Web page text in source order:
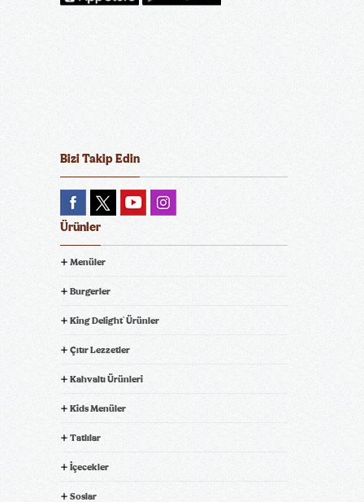
Double Whopper ®Menü Triple Whopper
Menü
Trüflü King Beef Burger
Chicken Big King Menü
Bizi Takip Edin
Ürünler
Menüler
Burgerler
King Delight® Ürünler
Çıtır Lezzetler
Kahvaltı Ürünleri
Kids Menüler
Tatlılar
İçecekler
Soslar